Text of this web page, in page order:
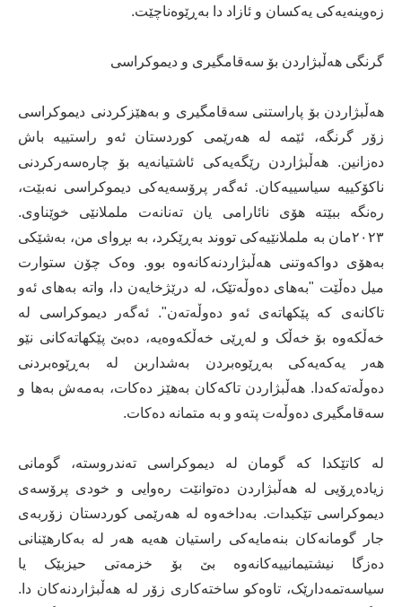
زەوینەیەکی یەکسان و ئازاد دا بەڕێوەناچێت.
گرنگی هەڵبژاردن بۆ سەقامگیری و دیموکراسی
هەڵبژاردن بۆ پاراستنی سەقامگیری و بەهێزکردنی دیموکراسی
زۆر گرنگە، ئێمە لە هەرێمی کوردستان ئەو راستییە باش
دەزانین. هەڵبژاردن رێگەیەکی ئاشتیانەیە بۆ چارەسەرکردنی
ناکۆکییە سیاسییەکان. ئەگەر پرۆسەیەکی دیموکراسی نەبێت،
رەنگە ببێتە هۆی نائارامی یان تەنانەت ململانێی خوێناوی.
٢٠٢٣مان بە ململانێیەکی تووند بەڕێکرد، بە بڕوای من، بەشێکی
بەهۆی دواکەوتنی هەڵبژاردنەکانەوە بوو. وەک چۆن ستوارت
میل دەڵێت "بەهای دەوڵەتێک، لە درێژخایەن دا، واتە بەهای ئەو
تاکانەی کە پێکهاتەی ئەو دەوڵەتەن". ئەگەر دیموکراسی لە
خەڵکەوە بۆ خەڵک و لەڕێی خەڵکەوەیە، دەبێ پێکهاتەکانی نێو
هەر یەکەیەکی بەڕێوەبردن بەشداربن لە بەڕێوەبردنی
دەوڵەتەکەدا. هەڵبژاردن تاکەکان بەهێز دەکات، بەمەش بەها و
سەقامگیری دەوڵەت پتەو و بە متمانە دەکات.
لە کاتێکدا کە گومان لە دیموکراسی تەندروستە، گومانی
زیادەڕۆیی لە هەڵبژاردن دەتوانێت رەوایی و خودی پرۆسەی
دیموکراسی تێکبدات. بەداخەوە لە هەرێمی کوردستان زۆربەی
جار گومانەکان بنەمایەکی راستیان هەیە هەر لە بەکارهێنانی
دەزگا نیشتیمانییەکانەوە بێ بۆ خزمەتی حیزبێک یا
سیاسەتمەدارێک، تاوەکو ساختەکاری زۆر لە هەڵبژاردنەکان دا.